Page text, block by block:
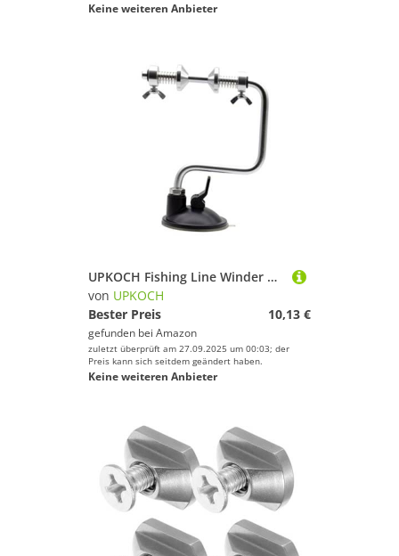
Keine weiteren Anbieter
UPKOCH Fishing Line Winder Angelschnur Spulgerät mit Starkem Saugnapf Einstellbare Klemmkraft Kompakt Leicht Verhindert Schnurverdrehung für Geflochtene Angelschnur Praktisches Spooling
von UPKOCH
Bester Preis
10,13 €
gefunden bei Amazon
zuletzt überprüft am 27.09.2025 um 00:03; der
Preis kann sich seitdem geändert haben.
Keine weiteren Anbieter